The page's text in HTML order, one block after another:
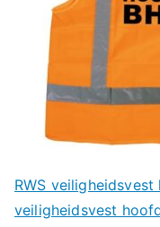
RWS
veiligheidsvest